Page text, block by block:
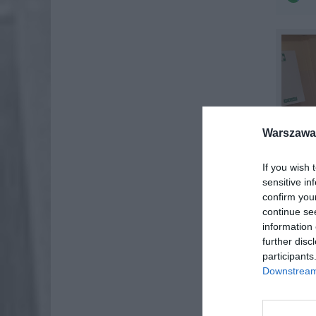
If you wish
sensitive
confirm
continue
information
further